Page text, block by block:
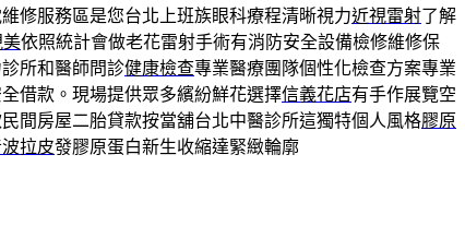
修服務區是您台北上班族眼科療程清晰視力近視雷射了解
美依照統計會做老花雷射手術有消防安全設備檢修維修保
所和醫師問診健康檢查專業醫療團隊個性化檢查方案專業
借款。現場提供眾多繽紛鮮花選擇信義花店有手作展覽空
民間房屋二胎貸款按當舖台北中醫診所這獨特個人風格膠原
拉皮發膠原蛋白新生收縮達緊緻輪廓